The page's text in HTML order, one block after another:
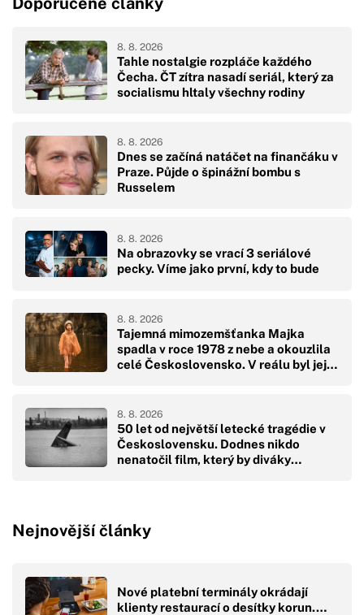
Tahle nostalgie rozpláče každého
Čecha. ČT zítra nasadí seriál, který za
socialismu hltaly všechny rodiny
8. 8. 2026
Dnes se začíná natáčet na finančáku v
Praze. Půjde o špinážní bombu s
Russelem
8. 8. 2026
Na obrazovky se vrací 3 seriálové
pecky. Víme jako první, kdy to bude
8. 8. 2026
Tajemná mimozemšťanka Majka
spadla v roce 1978 z nebe a okouzlila
celé Československo. V reálu byl její
8. 8. 2026
50 let od největší letecké tragédie v
Československu. Dodnes nikdo
nenatočil film, který by diváky
8. 8. 2026
Nejnovější články
Nové platební terminály okrádají
klienty restaurací o desítky korun.…